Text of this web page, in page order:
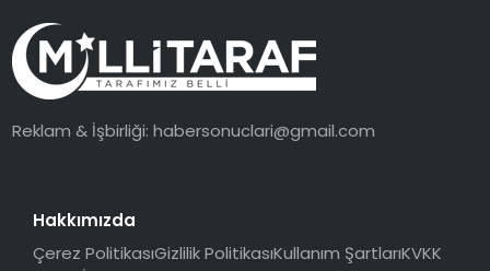
Reklam & İşbirliği:habersonuclari@gmail.com
Hakkımızda
Çerez PolitikasıGizlilik PolitikasıKullanım ŞartlarıKVKK